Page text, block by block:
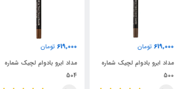
619,000 تومان
مداد ابرو بادوام لچیک شماره
500
619,000 تومان
مداد ابرو بادوام لچیک شماره
504